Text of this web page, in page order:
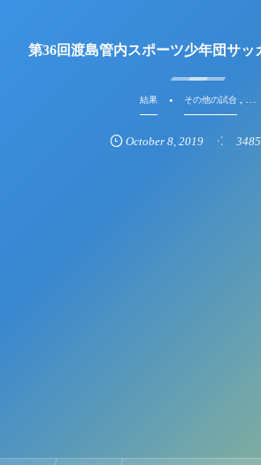
第36回渡島管内スポーツ少年団サッ
結果 その他の試合
October 8, 2019